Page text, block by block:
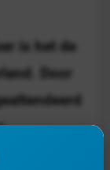
is het de
Door